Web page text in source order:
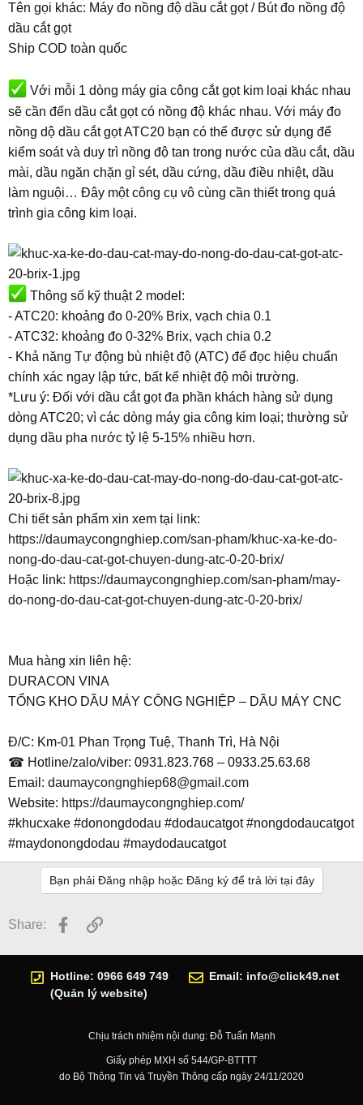
Tên gọi khác: Máy đo nồng độ dầu cắt gọt / Bút đo nồng độ
dầu cắt gọt
Ship COD toàn quốc
Với mỗi 1 dòng máy gia công cắt gọt kim loại khác nhau
sẽ cần đến dầu cắt gọt có nồng độ khác nhau. Với máy đo
nồng dộ dầu cắt gọt ATC20 bạn có thể được sử dụng để
kiểm soát và duy trì nồng độ tan trong nước của dầu cắt, dầu
mài, dầu ngăn chặn gỉ sét, dầu cứng, dầu điều nhiệt, dầu
làm nguội… Đây một công cụ vô cùng cần thiết trong quá
trình gia công kim loại.
Thông số kỹ thuật 2 model:
- ATC20: khoảng đo 0-20% Brix, vạch chia 0.1
- ATC32: khoảng đo 0-32% Brix, vạch chia 0.2
- Khả năng Tự động bù nhiệt độ (ATC) để đọc hiệu chuẩn
chính xác ngay lập tức, bất kể nhiệt độ môi trường.
*Lưu ý: Đối với dầu cắt gọt đa phần khách hàng sử dụng
dòng ATC20; vì các dòng máy gia công kim loại; thường sử
dụng dầu pha nước tỷ lệ 5-15% nhiều hơn.
Chi tiết sản phẩm xin xem tại link:
https://daumaycongnghiep.com/san-pham/khuc-xa-ke-do-
nong-do-dau-cat-got-chuyen-dung-atc-0-20-brix/
Hoặc link: https://daumaycongnghiep.com/san-pham/may-
do-nong-do-dau-cat-got-chuyen-dung-atc-0-20-brix/
Mua hàng xin liên hệ:
DURACON VINA
TỔNG KHO DẦU MÁY CÔNG NGHIỆP – DẦU MÁY CNC
Đ/C: Km-01 Phan Trọng Tuệ, Thanh Trì, Hà Nội
☎ Hotline/zalo/viber: 0931.823.768 – 0933.25.63.68
Email: daumaycongnghiep68@gmail.com
Website: https://daumaycongnghiep.com/
#khucxake #donongdodau #dodaucatgot #nongdodaucatgot
#maydonongdodau #maydodaucatgot
Bạn phải Đăng nhập hoặc Đăng ký để trả lời tại đây
Share: Facebook
Link
Hotline: 0966 649 749
(Quản lý website)
Email: info@click49.net
Chịu trách nhiệm nội dung: Đỗ Tuấn Mạnh
Giấy phép MXH số 544/GP-BTTTT
do Bộ Thông Tin và Truyền Thông cấp ngày 24/11/2020